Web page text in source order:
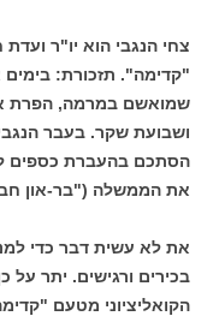
צחי הנגבי הוא יו"ר
"קדימה". תזכורת:
שמואשם במרמה, הפרת
ושבועת שקר. בעבר
הסתכם בהעברת כספים
את הממשלה ("בר-און
את לא עשית דבר כדי
בכירים ורגישים. יתר
הקואליציוני מטעם